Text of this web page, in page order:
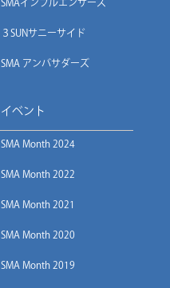
SMAインフルエンサーズ
３SUNサニーサイド
SMA アンバサダーズ
イベント
SMA Month 2024
SMA Month 2022
SMA Month 2021
SMA Month 2020
SMA Month 2019